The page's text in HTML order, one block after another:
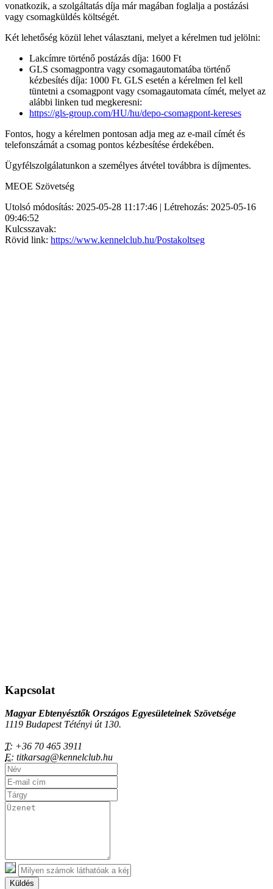
vonatkozik, a szolgáltatás díja már magában foglalja a postázási
vagy csomagküldés költségét.
Két lehetőség közül lehet választani, melyet a kérelmen tud jelölni:
Lakcímre történő postázás díja: 1600 Ft
GLS csomagpontra vagy csomagautomatába történő
kézbesítés díja: 1000 Ft. GLS esetén a kérelmen fel kell
tüntetni a csomagpont vagy csomagautomata címét, melyet az
alábbi linken tud megkeresni:
https://gls-group.com/HU/hu/depo-csomagpont-kereses
Fontos, hogy a kérelmen pontosan adja meg az e-mail címét és
telefonszámát a csomag pontos kézbesítése érdekében.
Ügyfélszolgálatunkon a személyes átvétel továbbra is díjmentes.
MEOE Szövetség
Utolsó módosítás: 2025-05-28 11:17:46 | Létrehozás: 2025-05-16
09:46:52
Kulcsszavak:
Rövid link: https://www.kennelclub.hu/Postakoltseg
Kapcsolat
Magyar Ebtenyésztők Országos Egyesületeinek Szövetsége
1119 Budapest Tétényi út 130.
T: +36 70 465 3911
E: titkarsag@kennelclub.hu
Küldés